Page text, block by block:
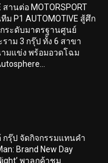
สานต่อ MOTORSPORT
ม P1 AUTOMOTIVE สู้ศึก
ระดับมาตรฐานศูนย์
ราม 3 กรุ๊ป ทั้ง 6 สาขา
มแข่ง พร้อมอวดโฉม
กรุ๊ป จัดกิจกรรมแทนคำ
Brand New Day
พาลูกค้าชม